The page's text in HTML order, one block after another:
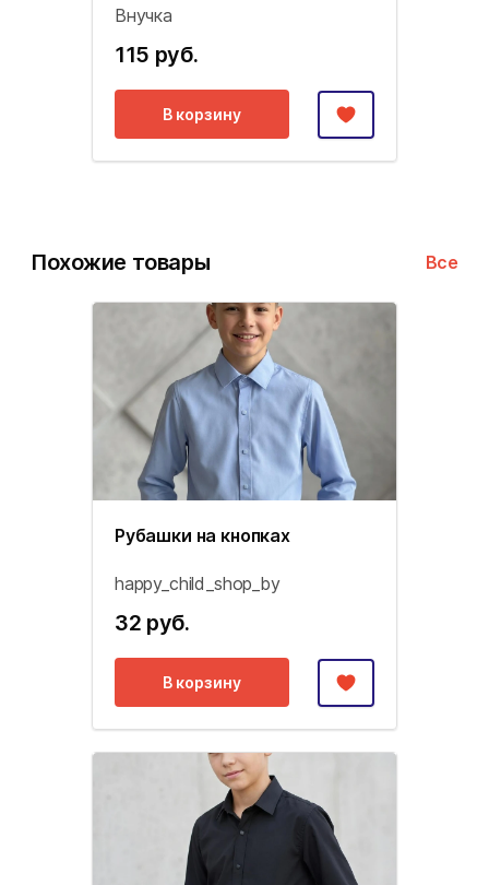
Внучка
115 руб.
В корзину
Похожие товары Все
Рубашки на кнопках
happy_child_shop_by
32 руб.
В корзину